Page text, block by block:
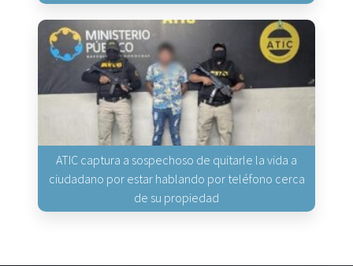
ATIC captura a sospechoso de quitarle la vida a
ciudadano por estar hablando por teléfono cerca
de su propiedad